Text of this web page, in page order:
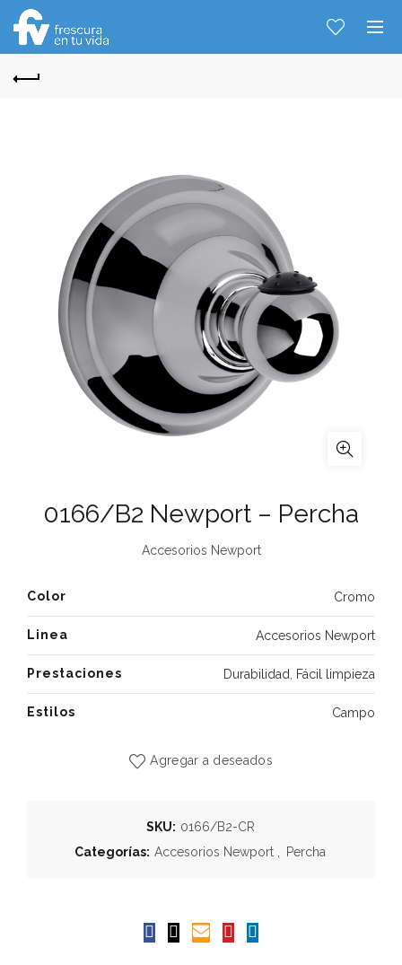
0166/B2 Newport – Percha
Accesorios Newport
Color Cromo
Linea Accesorios Newport
Prestaciones Durabilidad Fácil limpieza
Estilos Campo
Agregar a deseados
SKU: 0166/B2-CR
Categorías: Accesorios Newport Percha
Hablemos...
Solo tenes que decirme: Hola